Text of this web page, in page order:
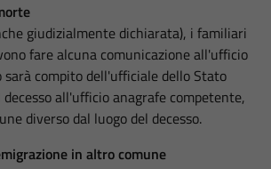
giudizialmente dichiarata), i familiari
fare alcuna comunicazione all'ufficio
compito dell'ufficiale dello Stato
all'ufficio anagrafe competente,
diverso dal luogo del decesso.
in altro comune